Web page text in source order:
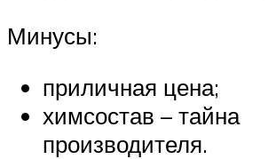
Минусы:
приличная цена;
химсостав – тайна
производителя.